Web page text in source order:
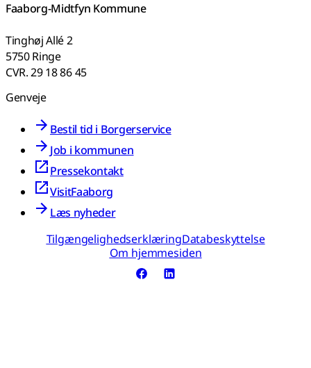
Faaborg-Midtfyn Kommune
Tinghøj Allé 2
5750 Ringe
CVR. 29 18 86 45
Genveje
Bestil tid i Borgerservice
Job i kommunen
Pressekontakt
VisitFaaborg
Læs nyheder
TilgængelighedserklæringDatabeskyttelse
Om hjemmesiden